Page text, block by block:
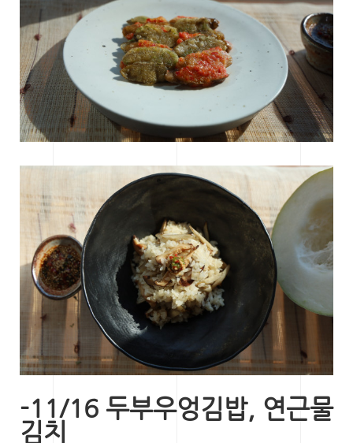
-11/16 두부우엉김밥, 연근물
김치